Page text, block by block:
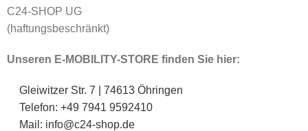
C24-SHOP UG
(haftungsbeschränkt)
Unseren E-MOBILITY-STORE finden Sie hier:
Gleiwitzer Str. 7 | 74613 Öhringen
Telefon: +49 7941 9592410
Mail: info@c24-shop.de